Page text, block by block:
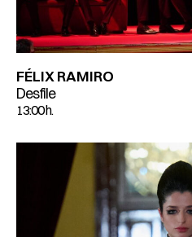
FÉLIX RAMIRO
Desfile
13:00 h.